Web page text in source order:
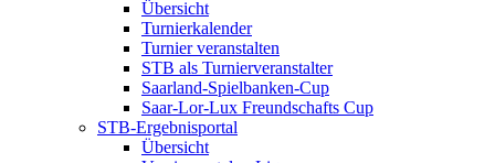
Übersicht
Turnierkalender
Turnier veranstalten
STB als Turnierveranstalter
Saarland-Spielbanken-Cup
Saar-Lor-Lux Freundschafts Cup
STB-Ergebnisportal
Übersicht